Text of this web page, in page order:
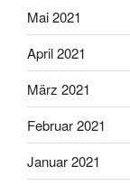
Mai 2021
April 2021
März 2021
Februar 2021
Januar 2021